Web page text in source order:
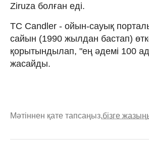
Ziruzа болған еді.
TC Candler - ойын-сауық
сайын (1990 жылдан бастап)
қорытындылап, "ең әдемі 100
жасайды.
Мәтіннен қате тапсаңыз,бізге